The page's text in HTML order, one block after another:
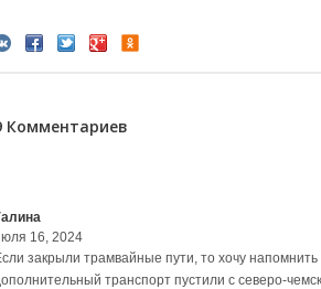
Комментариев
16, 2024
закрыли трамвайные пути, то хочу
транспорт пустили с северо-